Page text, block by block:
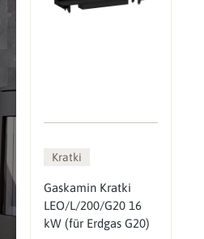
Kratki
Gaskamin Kratki
LEO/L/200/G20 16
kW (für Erdgas G20)